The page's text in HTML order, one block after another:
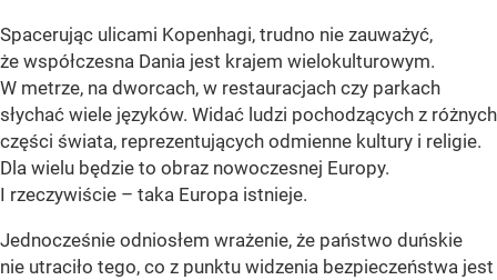
Spacerując ulicami Kopenhagi, trudno nie zauważyć,
że współczesna Dania jest krajem wielokulturowym.
W metrze, na dworcach, w restauracjach czy parkach
słychać wiele języków. Widać ludzi pochodzących z różnych
części świata, reprezentujących odmienne kultury i religie.
Dla wielu będzie to obraz nowoczesnej Europy.
I rzeczywiście – taka Europa istnieje.
Jednocześnie odniosłem wrażenie, że państwo duńskie
nie utraciło tego, co z punktu widzenia bezpieczeństwa jest